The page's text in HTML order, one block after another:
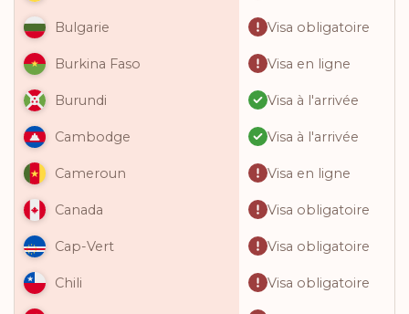
Bulgarie Visa obligatoire
Burkina Faso Visa en ligne
Burundi Visa à l'arrivée
Cambodge Visa à l'arrivée
Cameroun Visa en ligne
Canada Visa obligatoire
Cap-Vert Visa obligatoire
Chili Visa obligatoire